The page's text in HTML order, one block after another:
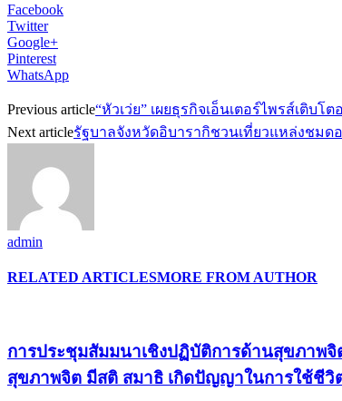
Facebook
Twitter
Google+
Pinterest
WhatsApp
Previous article“หัวเว่ย” เผยธุรกิจเอ็นเตอร์ไพรส์เติบโ
Next articleรัฐบาลจังหวัดอิบารากิชวนเที่ยวแหล่งชมด
admin
RELATED ARTICLESMORE FROM AUTHOR
การประชุมสัมมนาเชิงปฏิบัติการด้านสุขภาพจิ
สุขภาพจิต มีสติ สมาธิ เกิดปัญญาในการใช้ชีวิ